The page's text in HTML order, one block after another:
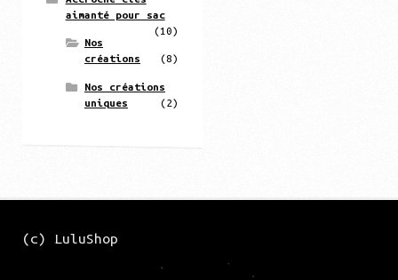
aimanté pour sac
(10)
Nos
créations
(8)
Nos créations
uniques
(2)
(c) LuluShop